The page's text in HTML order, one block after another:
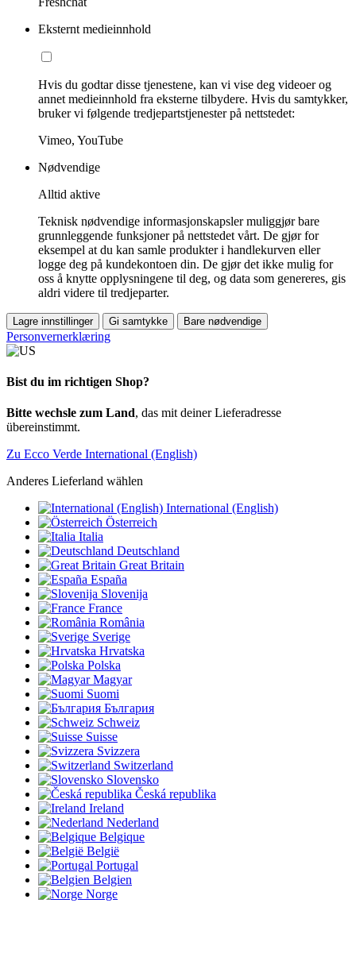
Eksternt medieinnhold
Hvis du godtar disse tjenestene, kan vi vise deg videoer og
annet medieinnhold fra eksterne tilbydere. Hvis du samtykker,
bruker vi følgende tredjepartstjenester på nettstedet:
Vimeo, YouTube
Nødvendige
Alltid aktive
Teknisk nødvendige informasjonskapsler muliggjør bare
grunnleggende funksjoner på nettstedet vårt. De gjør for
eksempel at du kan samle produkter i handlekurven eller
logge deg på kundekontoen din. De gjør det ikke mulig for
oss å knytte opplysningene til deg, og data som genereres, gis
aldri videre til tredjeparter.
Lagre innstillinger Gi samtykke Bare nødvendige
Personvernerklæring
Bist du im richtigen Shop?
Bitte wechsle zum Land, das mit deiner Lieferadresse
übereinstimmt.
Zu Ecco Verde International (English)
Anderes Lieferland wählen
International (English)
Österreich
Italia
Deutschland
Great Britain
España
Slovenija
France
România
Sverige
Hrvatska
Polska
Magyar
Suomi
България
Schweiz
Suisse
Svizzera
Switzerland
Slovensko
Česká republika
Ireland
Nederland
Belgique
België
Portugal
Belgien
Norge